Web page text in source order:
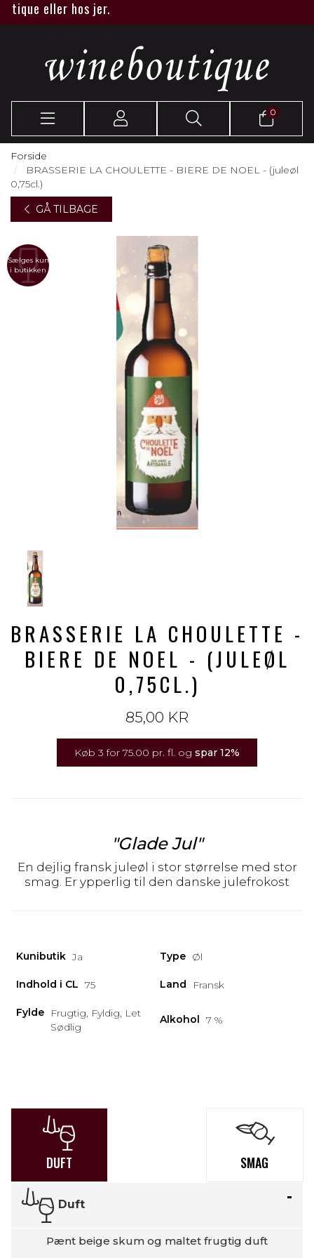
eller hos jer.
0
Forside
BRASSERIE LA CHOULETTE - BIERE DE NOEL - (juleøl
0,75cl.)
GÅ TILBAGE
Sælges kun
i butikken
BRASSERIE LA CHOULETTE -
BIERE DE NOEL - (JULEØL
0,75CL.)
85,00 KR
Køb 3 for 75.00 pr. fl. og spar 12%
"Glade Jul"
En dejlig fransk juleøl i stor størrelse med stor
smag. Er ypperlig til den danske julefrokost
Kunibutik Ja Type Øl
Indhold i CL 75 Land Fransk
Fylde
Frugtig, Fyldig, Let
Sødlig
Alkohol 7 %
DUFT SMAG
Duft
Pænt beige skum og maltet frugtig duft